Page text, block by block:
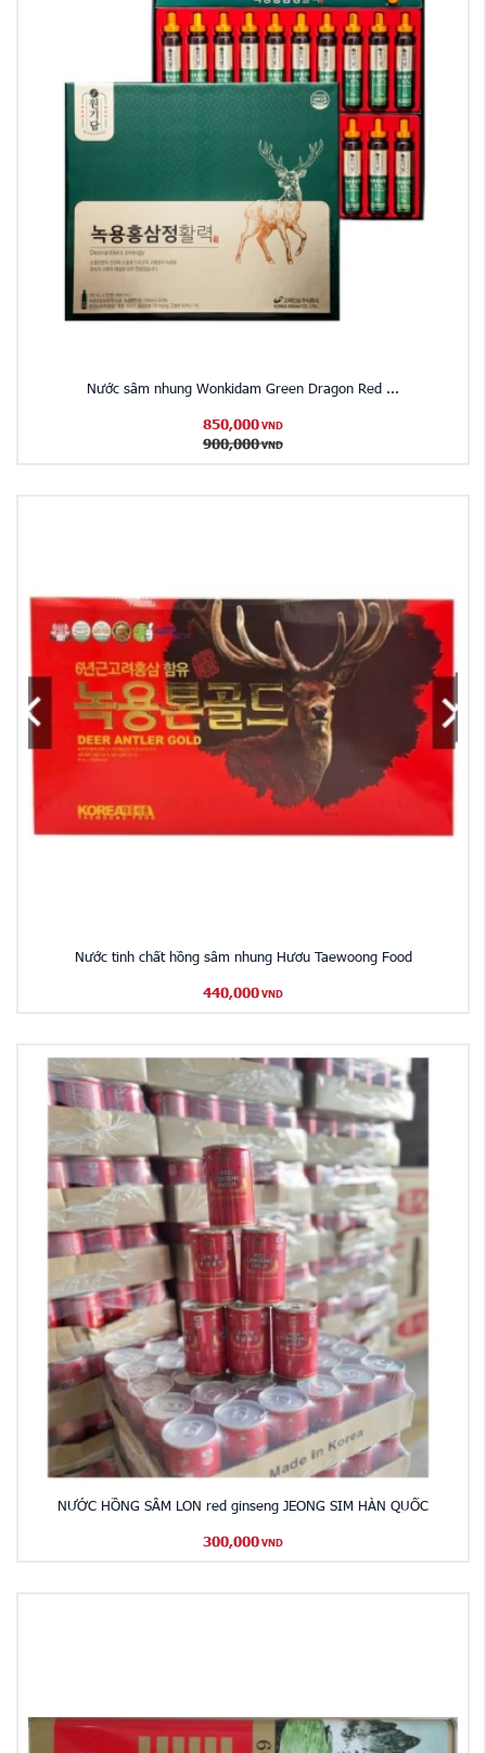
Nước sâm nhung Wonkidam Green Dragon Red ...
850,000 VND
900,000 VND
Nước tinh chất hồng sâm nhung Hươu Taewoong Food
440,000 VND
NƯỚC HỒNG SÂM LON red ginseng JEONG SIM HÀN QUỐC
300,000 VND